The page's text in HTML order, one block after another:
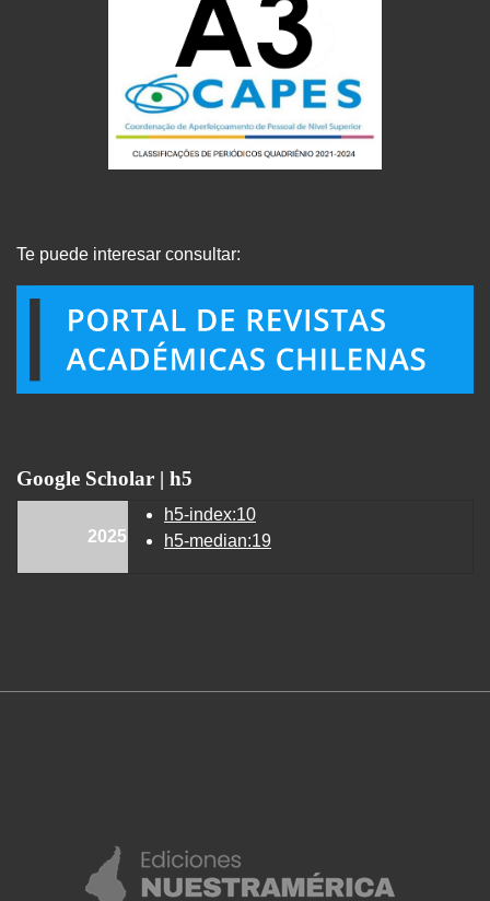
Te puede interesar consultar:
Google Scholar | h5
2025
h5-index:10
h5-median:19